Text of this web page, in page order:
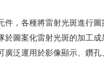
件，各種將雷射光斑進行
於圖案化雷射光斑的加工
泛運用於影像顯示、鑽孔